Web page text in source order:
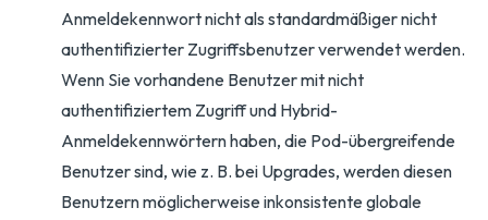
Anmeldekennwort nicht als standardmäßiger nicht
authentifizierter Zugriffsbenutzer verwendet werden.
Wenn Sie vorhandene Benutzer mit nicht
authentifiziertem Zugriff und Hybrid-
Anmeldekennwörtern haben, die Pod-übergreifende
Benutzer sind, wie z. B. bei Upgrades, werden diesen
Benutzern möglicherweise inkonsistente globale